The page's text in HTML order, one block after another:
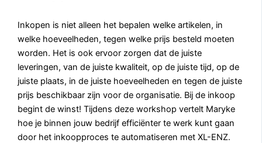
Inkopen is niet alleen het bepalen welke artikelen, in
welke hoeveelheden, tegen welke prijs besteld moeten
worden. Het is ook ervoor zorgen dat de juiste
leveringen, van de juiste kwaliteit, op de juiste tijd, op de
juiste plaats, in de juiste hoeveelheden en tegen de juiste
prijs beschikbaar zijn voor de organisatie. Bij de inkoop
begint de winst! Tijdens deze workshop vertelt Maryke
hoe je binnen jouw bedrijf efficiënter te werk kunt gaan
door het inkoopproces te automatiseren met XL-ENZ.